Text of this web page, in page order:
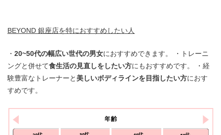
BEYOND 銀座店を特におすすめしたい人
・ 20~50代の幅広い世代の男女におすすめできます。 ・トレーニ
ングと併せて食生活の見直しをしたい方にもおすすめです。 ・経
験豊富なトレーナーと美しいボディラインを目指したい方におす
すめです。